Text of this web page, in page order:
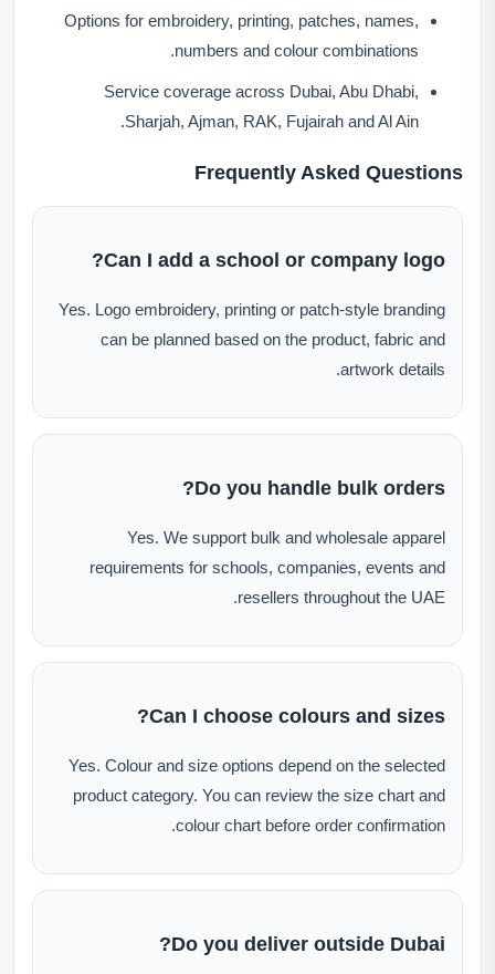
Options for embroidery, printing, patches, names,
numbers and colour combinations.
Service coverage across Dubai, Abu Dhabi,
Sharjah, Ajman, RAK, Fujairah and Al Ain.
Frequently Asked Questions
Can I add a school or company logo?
Yes. Logo embroidery, printing or patch-style branding
can be planned based on the product, fabric and
artwork details.
Do you handle bulk orders?
Yes. We support bulk and wholesale apparel
requirements for schools, companies, events and
resellers throughout the UAE.
Can I choose colours and sizes?
Yes. Colour and size options depend on the selected
product category. You can review the size chart and
colour chart before order confirmation.
Do you deliver outside Dubai?